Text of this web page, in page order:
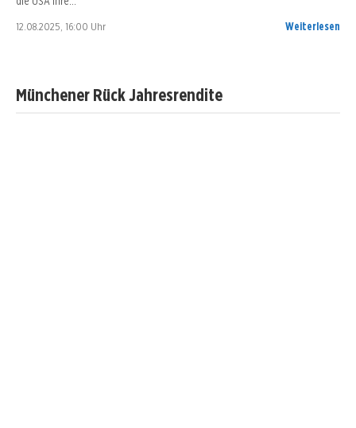
12.08.2025, 16:00 Uhr Weiterlesen
Münchener Rück Jahresrendite